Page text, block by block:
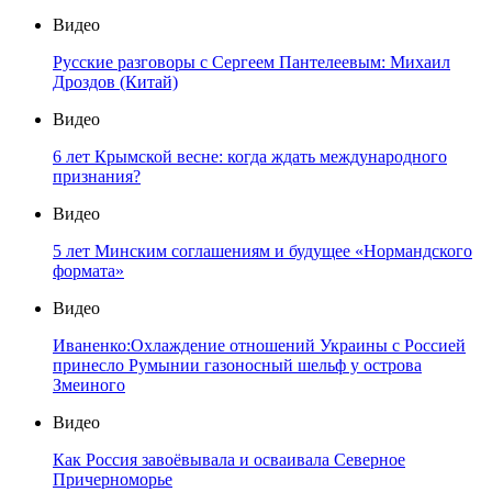
Видео
Русские разговоры с Сергеем Пантелеевым: Михаил
Дроздов (Китай)
Видео
6 лет Крымской весне: когда ждать международного
признания?
Видео
5 лет Минским соглашениям и будущее «Нормандского
формата»
Видео
Иваненко:Охлаждение отношений Украины с Россией
принесло Румынии газоносный шельф у острова
Змеиного
Видео
Как Россия завоёвывала и осваивала Северное
Причерноморье